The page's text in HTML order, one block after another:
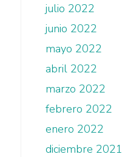
julio 2022
junio 2022
mayo 2022
abril 2022
marzo 2022
febrero 2022
enero 2022
diciembre 2021